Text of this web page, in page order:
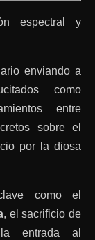
espectral y
enviando a
como
entre
sobre el
por la diosa
como el
, el sacrificio de
entrada al